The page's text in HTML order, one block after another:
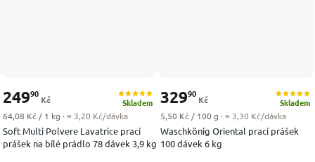
Soft Multi Polvere Lavatrice prací
prášek na bílé prádlo 78 dávek 3,9 kg
Skladem
24990
Kč
Měrná cena:
64,08 Kč / 1 kg · ≈ 3,20 Kč/dávka
Waschkönig Oriental prací prášek
100 dávek 6 kg
Skladem
32990
Kč
Měrná cena:
5,50 Kč / 100 g · ≈ 3,30 Kč/dávka